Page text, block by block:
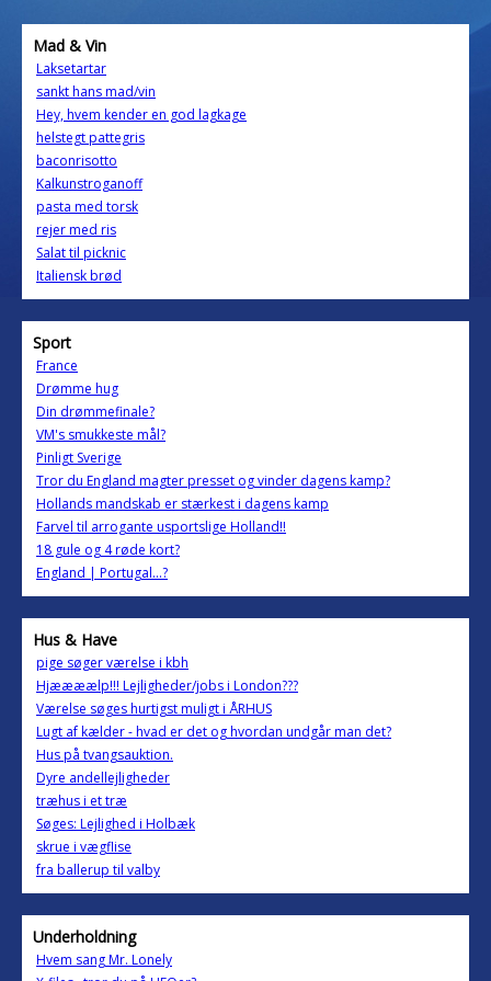
Mad & Vin
Laksetartar
sankt hans mad/vin
Hey, hvem kender en god lagkage
helstegt pattegris
baconrisotto
Kalkunstroganoff
pasta med torsk
rejer med ris
Salat til picknic
Italiensk brød
Sport
France
Drømme hug
Din drømmefinale?
VM's smukkeste mål?
Pinligt Sverige
Tror du England magter presset og vinder dagens kamp?
Hollands mandskab er stærkest i dagens kamp
Farvel til arrogante usportslige Holland!!
18 gule og 4 røde kort?
England | Portugal…?
Hus & Have
pige søger værelse i kbh
Hjæææælp!!! Lejligheder/jobs i London???
Værelse søges hurtigst muligt i ÅRHUS
Lugt af kælder - hvad er det og hvordan undgår man det?
Hus på tvangsauktion.
Dyre andellejligheder
træhus i et træ
Søges: Lejlighed i Holbæk
skrue i vægflise
fra ballerup til valby
Underholdning
Hvem sang Mr. Lonely